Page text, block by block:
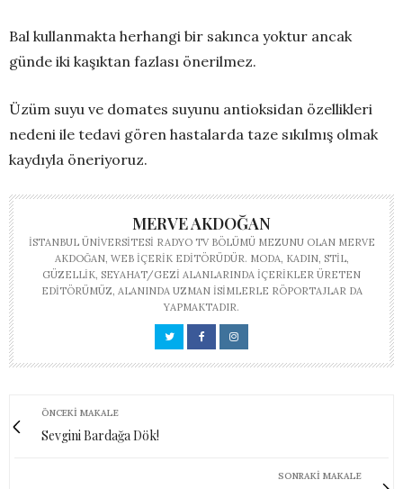
Bal kullanmakta herhangi bir sakınca yoktur ancak
günde iki kaşıktan fazlası önerilmez.
Üzüm suyu ve domates suyunu antioksidan özellikleri
nedeni ile tedavi gören hastalarda taze sıkılmış olmak
kaydıyla öneriyoruz.
MERVE AKDOĞAN
İSTANBUL ÜNIVERSITESI RADYO TV BÖLÜMÜ MEZUNU OLAN MERVE
AKDOĞAN, WEB IÇERIK EDITÖRÜDÜR. MODA, KADIN, STIL,
GÜZELLIK, SEYAHAT/GEZI ALANLARINDA IÇERIKLER ÜRETEN
EDITÖRÜMÜZ, ALANINDA UZMAN ISIMLERLE RÖPORTAJLAR DA
YAPMAKTADIR.
ÖNCEKI MAKALE
Sevgini Bardağa Dök!
SONRAKI MAKALE